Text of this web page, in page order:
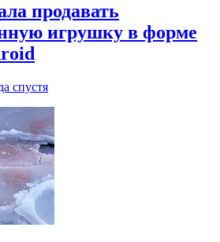
продавать
игрушку в форме
спустя